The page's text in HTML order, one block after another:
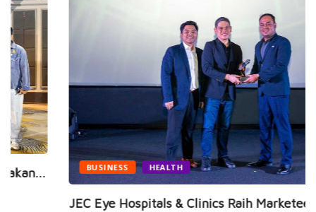
HEALTH
JEC Eye Hospitals & Clinics Raih Marketeers...